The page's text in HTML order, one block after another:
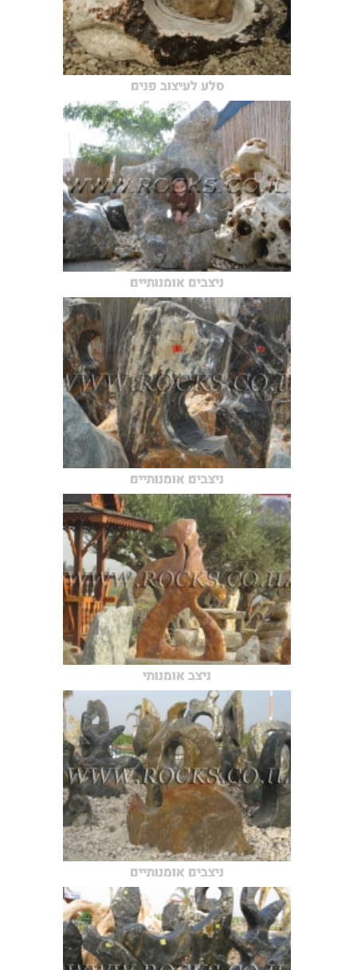
סלע לעיצוב פנים
ניצבים אומנותיים
ניצבים אומנותיים
ניצב אומנותי
ניצבים אומנותיים